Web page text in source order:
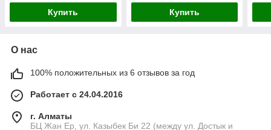
Купить Купить
О нас
100% положительных из 6 отзывов за год
Работает с 24.04.2016
г. Алматы
БЦ Жан Ер, ул. Казыбек Би 22 (между ул. Достык и